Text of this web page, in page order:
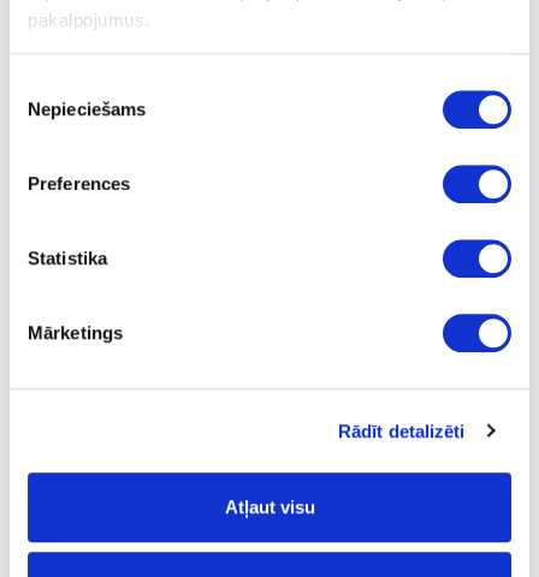
pakalpojumus.
izvēle
Nepieciešams
Preferences
Statistika
Mārketings
Rādīt detalizēti
Atļaut visu
BS- biroja stils;
01-B6299-BS-18